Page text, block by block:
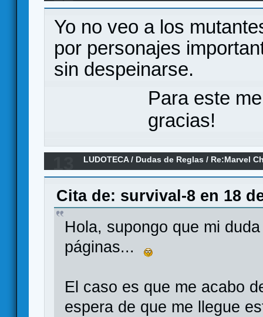
Yo no veo a los
por personajes
sin despeinarse.
Para este
gracias!
LUDOTECA/ Dudas de Reglas / Re:Marvel
Cita de: survival-8 en 18
Hola, supongo que mi
páginas...
El caso es que me acabo
espera de que me llegue